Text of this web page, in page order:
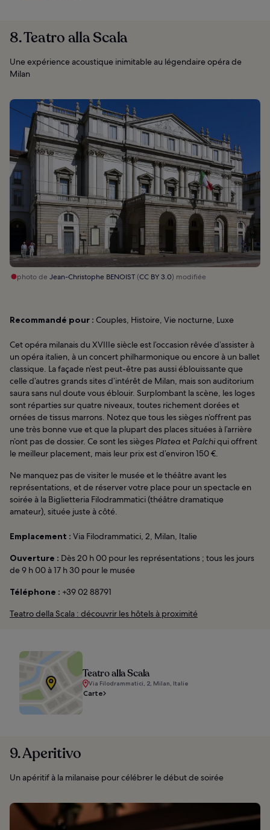
8. Teatro alla Scala
Une expérience acoustique inimitable au légendaire opéra de
Milan
photo de Jean-Christophe BENOIST(CC BY 3.0) modifiée
Recommandé pour : Couples, Histoire, Vie nocturne, Luxe
Cet opéra milanais du XVIIIe siècle est l’occasion rêvée d’assister à
un opéra italien, à un concert philharmonique ou encore à un ballet
classique. La façade n’est peut-être pas aussi éblouissante que
celle d’autres grands sites d’intérêt de Milan, mais son auditorium
saura sans nul doute vous éblouir. Surplombant la scène, les loges
sont réparties sur quatre niveaux, toutes richement dorées et
ornées de tissus marrons. Notez que tous les sièges n’offrent pas
une très bonne vue et que la plupart des places situées à l’arrière
n’ont pas de dossier. Ce sont les sièges Platea et Palchiqui offrent
le meilleur placement, mais leur prix est d’environ 150 €.
Ne manquez pas de visiter le musée et le théâtre avant les
représentations, et de réserver votre place pour un spectacle en
soirée à la Biglietteria Filodrammatici (théâtre dramatique
amateur), située juste à côté.
Emplacement : Via Filodrammatici, 2, Milan, Italie
Ouverture : Dès 20 h 00 pour les représentations ; tous les jours
de 9 h 00 à 17 h 30 pour le musée
Téléphone : +39 02 88791
Teatro della Scala : découvrir les hôtels à proximité
Teatro alla Scala
Via Filodrammatici, 2, Milan, Italie
Carte
9. Aperitivo
Un apéritif à la milanaise pour célébrer le début de soirée